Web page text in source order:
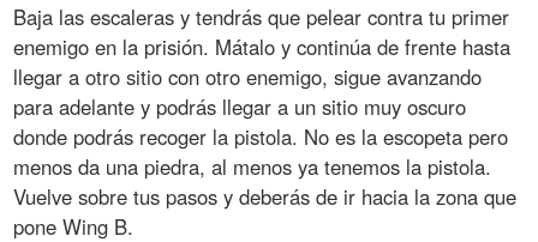
Baja las escaleras y tendrás que pelear contra tu primer
enemigo en la prisión. Mátalo y continúa de frente hasta
llegar a otro sitio con otro enemigo, sigue avanzando
para adelante y podrás llegar a un sitio muy oscuro
donde podrás recoger la pistola. No es la escopeta pero
menos da una piedra, al menos ya tenemos la pistola.
Vuelve sobre tus pasos y deberás de ir hacia la zona que
pone Wing B.